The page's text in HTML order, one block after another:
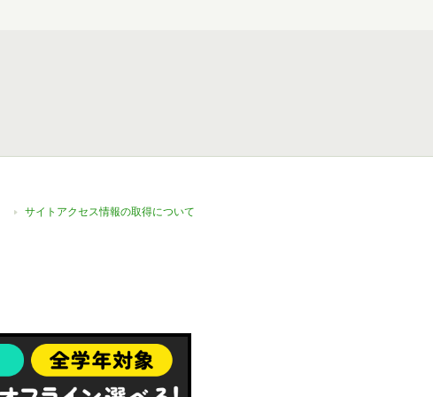
サイトアクセス情報の取得について